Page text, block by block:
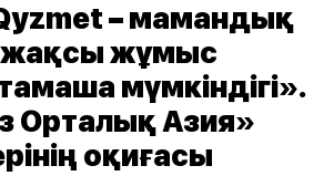
– мамандық
жұмыс
мүмкіндігі».
Орталық Азия»
оқиғасы